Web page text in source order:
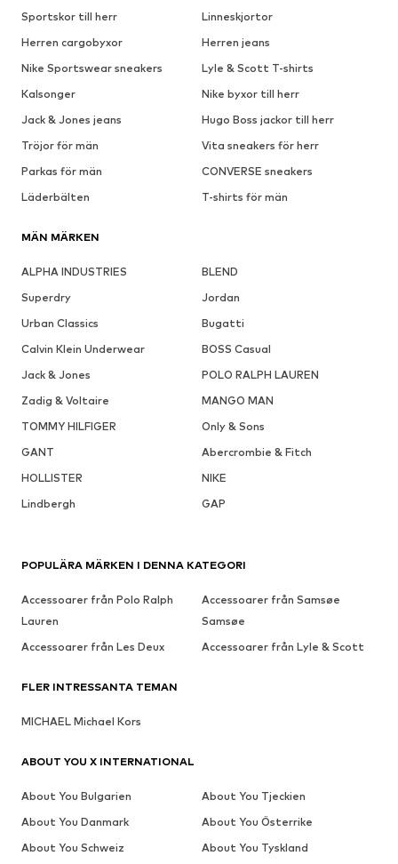
Sportskor till herr
Linneskjortor
Herren cargobyxor
Herren jeans
Nike Sportswear sneakers
Lyle & Scott T-shirts
Kalsonger
Nike byxor till herr
Jack & Jones jeans
Hugo Boss jackor till herr
Tröjor för män
Vita sneakers för herr
Parkas för män
CONVERSE sneakers
Läderbälten
T-shirts för män
MÄN MÄRKEN
ALPHA INDUSTRIES
BLEND
Superdry
Jordan
Urban Classics
Bugatti
Calvin Klein Underwear
BOSS Casual
Jack & Jones
POLO RALPH LAUREN
Zadig & Voltaire
MANGO MAN
TOMMY HILFIGER
Only & Sons
GANT
Abercrombie & Fitch
HOLLISTER
NIKE
Lindbergh
GAP
POPULÄRA MÄRKEN I DENNA KATEGORI
Accessoarer från Polo Ralph
Lauren
Accessoarer från Samsøe
Samsøe
Accessoarer från Les Deux
Accessoarer från Lyle & Scott
FLER INTRESSANTA TEMAN
MICHAEL Michael Kors
ABOUT YOU X INTERNATIONAL
About You Bulgarien
About You Tjeckien
About You Danmark
About You Österrike
About You Schweiz
About You Tyskland